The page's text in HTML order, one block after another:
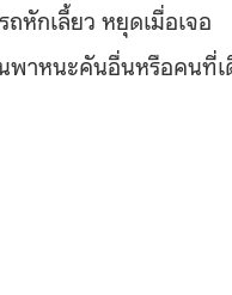
หักเลี้ยว หยุดเมื่อเจอ
พาหนะคันอื่นหรือคนที่เ